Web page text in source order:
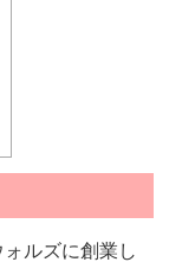
ルズに創業し